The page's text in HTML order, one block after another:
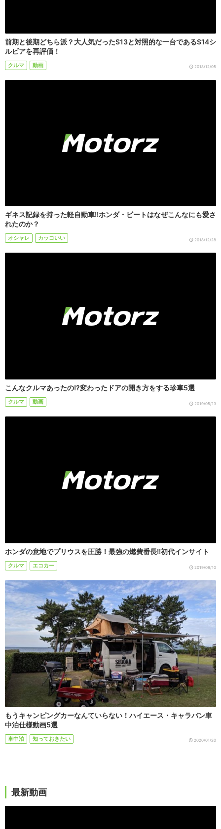
前期と後期どちら派？大人気だったS13と対照的な一台であるS14シ
ルビアを再評価！
クルマ 動画 2018/12/05
ギネス記録を持った軽自動車!!ホンダ・ビートはなぜこんなにも愛さ
れたのか？
オシャレ カッコいい 2018/12/28
こんなクルマあったの!?変わったドアの開き方をする珍車5選
クルマ 動画 2019/05/13
ホンダの意地でプリウスを圧勝！最強の燃費番長!!初代インサイト
クルマ エコカー 2019/09/10
もうキャンピングカーなんていらない！ハイエース・キャラバン車
中泊仕様動画5選
車中泊 知っておきたい 2020/01/20
最新動画